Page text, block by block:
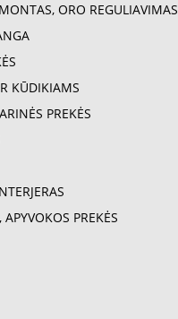
ORO REGULIAVIMAS
KŪDIKIAMS
PREKĖS
PREKĖS